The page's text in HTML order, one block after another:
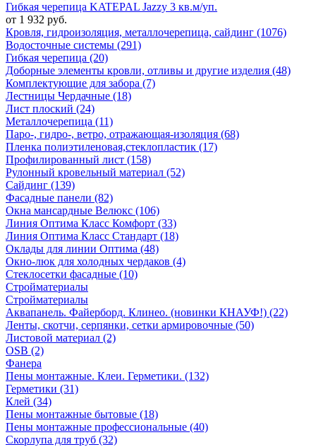
Гибкая черепица KATEPAL Jazzy 3 кв.м/уп.
от 1 932 руб.
Кровля, гидроизоляция, металлочерепица, сайдинг (1076)
Водосточные системы (291)
Гибкая черепица (20)
Доборные элементы кровли, отливы и другие изделия (48)
Комплектующие для забора (7)
Лестницы Чердачные (18)
Лист плоский (24)
Металлочерепица (11)
Паро-, гидро-, ветро, отражающая-изоляция (68)
Пленка полиэтиленовая,стеклопластик (17)
Профилированный лист (158)
Рулонный кровельный материал (52)
Сайдинг (139)
Фасадные панели (82)
Окна мансардные Велюкс (106)
Линия Оптима Класс Комфорт (33)
Линия Оптима Класс Стандарт (18)
Оклады для линии Оптима (48)
Окно-люк для холодных чердаков (4)
Стеклосетки фасадные (10)
Стройматериалы
Стройматериалы
Аквапанель. Файерборд. Клинео. (новинки КНАУФ!) (22)
Ленты, скотчи, серпянки, сетки армировочные (50)
Листовой материал (2)
OSB (2)
Фанера
Пены монтажные. Клеи. Герметики. (132)
Герметики (31)
Клей (34)
Пены монтажные бытовые (18)
Пены монтажные профессиональные (40)
Скорлупа для труб (32)